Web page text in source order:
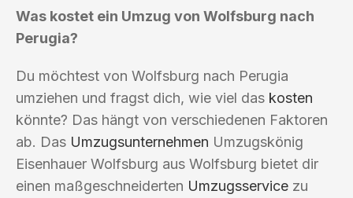
Was kostet ein Umzug von Wolfsburg nach
Perugia?
Du möchtest von Wolfsburg nach Perugia
umziehen und fragst dich, wie viel das kosten
könnte? Das hängt von verschiedenen Faktoren
ab. Das Umzugsunternehmen Umzugskönig
Eisenhauer Wolfsburg aus Wolfsburg bietet dir
einen maßgeschneiderten Umzugsservice zu